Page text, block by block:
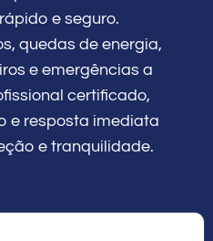
e seguro.
quedas de energia,
e emergências a
certificado,
e resposta imediata
e tranquilidade.